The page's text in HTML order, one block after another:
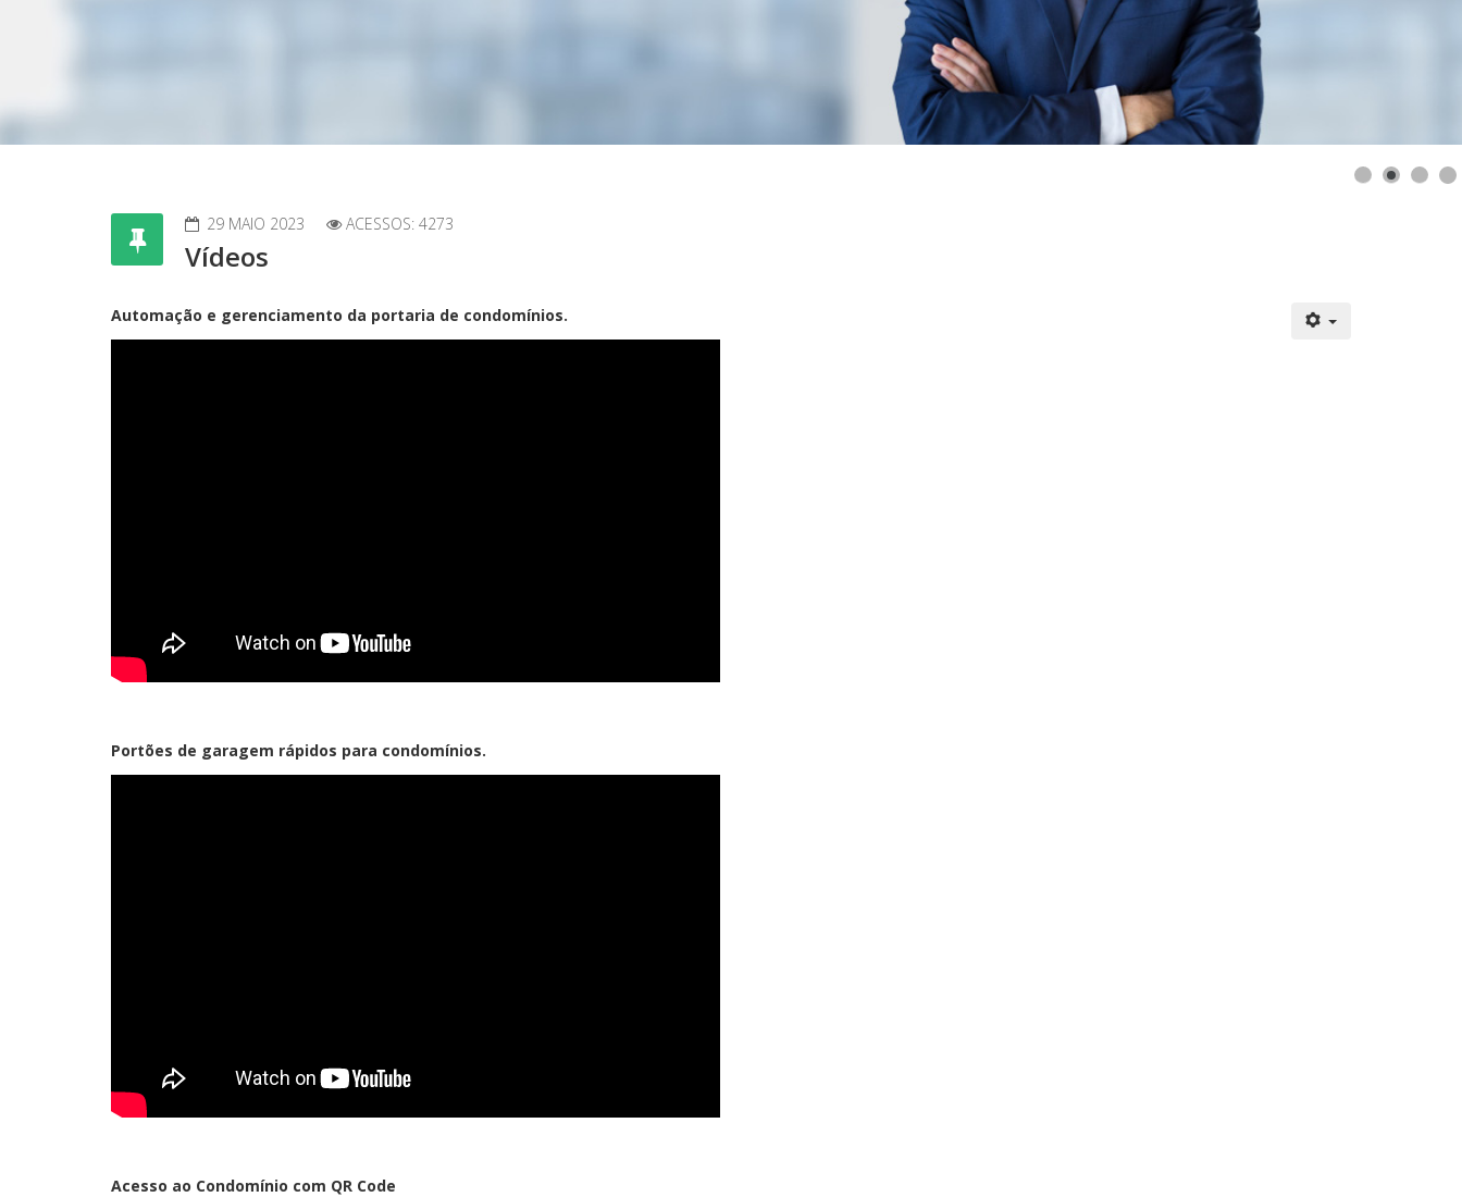
29 MAIO 2023 ACESSOS: 4273
Vídeos
Automação e gerenciamento da portaria de condomínios.
Portões de garagem rápidos para condomínios.
Acesso ao Condomínio com QR Code